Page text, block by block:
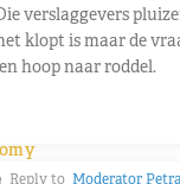
verslaggevers
klopt is maar de
hoop naar roddel.
Reply to Moderator Petra